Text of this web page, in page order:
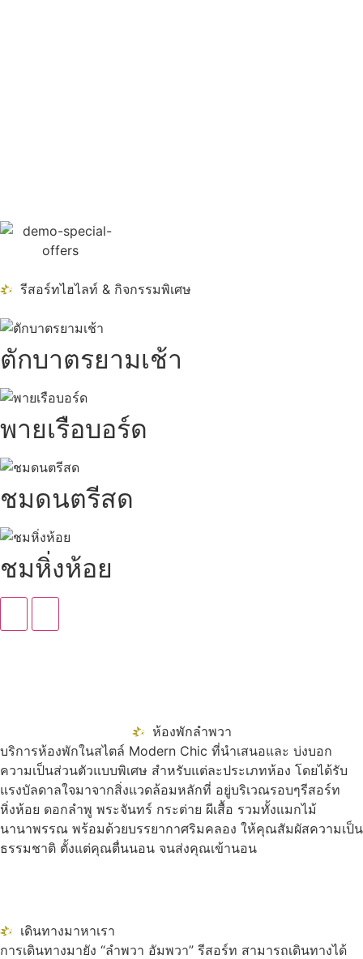
รีสอร์ทไฮไลท์ & กิจกรรมพิเศษ
ตักบาตรยามเช้า
พายเรือบอร์ด
ชมดนตรีสด
ชมหิ่งห้อย
ห้องพักลำพวา
บริการห้องพักในสไตล์ Modern Chic ที่นำเสนอและ บ่งบอก
ความเป็นส่วนตัวแบบพิเศษ สำหรับแต่ละประเภทห้อง โดยได้รับ
แรงบัลดาลใจมาจากสิ่งแวดล้อมหลักที่ อยู่บริเวณรอบๆรีสอร์ท
หิ่งห้อย ดอกลำพู พระจันทร์ กระต่าย ผีเสื้อ รวมทั้งแมกไม้
นานาพรรณ พร้อมด้วยบรรยากาศริมคลอง ให้คุณสัมผัสความเป็น
ธรรมชาติ ตั้งแต่คุณตื่นนอน จนส่งคุณเข้านอน
เดินทางมาหาเรา
การเดินทางมายัง “ลำพวา อัมพวา” รีสอร์ท สามารถเดินทางได้